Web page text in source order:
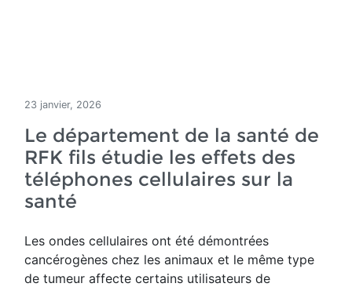
23 janvier, 2026
Le département de la santé de
RFK fils étudie les effets des
téléphones cellulaires sur la
santé
Les ondes cellulaires ont été démontrées
cancérogènes chez les animaux et le même type
de tumeur affecte certains utilisateurs de